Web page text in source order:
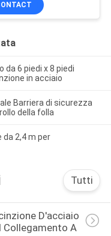
da 6 piedi x 8 piedi
in acciaio
Barriera di sicurezza
della folla
2,4 m per
Tutti
D'acciaio
Collegamento A